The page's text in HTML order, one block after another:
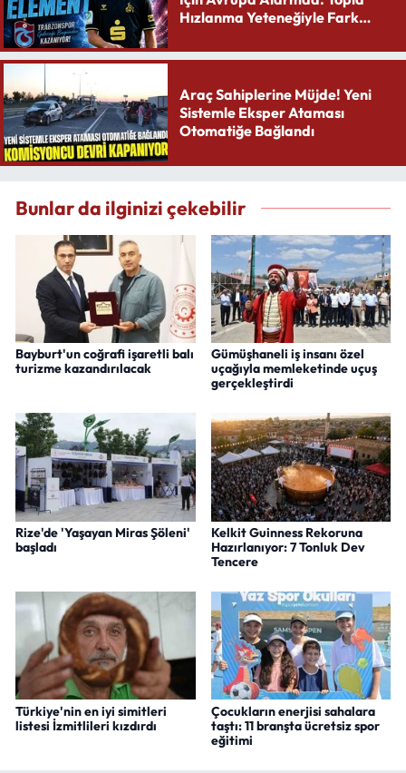
Hızlanma Yeteneğiyle Fark
Araç Sahiplerine Müjde! Yeni
Sistemle Eksper Ataması
Otomatiğe Bağlandı
Bunlar da ilginizi çekebilir
Bayburt'un coğrafi işaretli balı
turizme kazandırılacak
Gümüşhaneli iş insanı özel
uçağıyla memleketinde uçuş
gerçekleştirdi
Rize'de 'Yaşayan Miras Şöleni'
başladı
Kelkit Guinness Rekoruna
Hazırlanıyor: 7 Tonluk Dev
Tencere
Türkiye'nin en iyi simitleri
listesi İzmitlileri kızdırdı
Çocukların enerjisi sahalara
taştı: 11 branşta ücretsiz spor
eğitimi